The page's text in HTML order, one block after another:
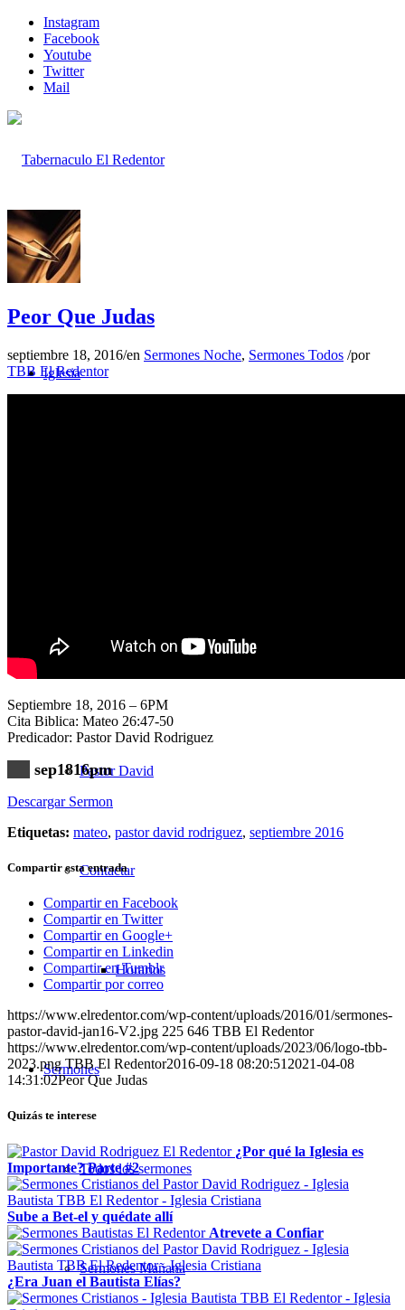
Instagram
Facebook
Youtube
Twitter
Mail
Inicio
Iglesia
Pastor David
Contactar
Horarios
Sermones
Todos los sermones
Sermones Mañana
Peor Que Judas
septiembre 18, 2016/en Sermones Noche, Sermones Todos /por
TBB El Redentor
Septiembre 18, 2016 – 6PM
Cita Biblica: Mateo 26:47-50
Predicador: Pastor David Rodriguez
sep1816pm
Descargar Sermon
Etiquetas: mateo, pastor david rodriguez, septiembre 2016
Compartir esta entrada
Compartir en Facebook
Compartir en Twitter
Compartir en Google+
Compartir en Linkedin
Compartir en Tumblr
Compartir por correo
https://www.elredentor.com/wp-content/uploads/2016/01/sermones-
pastor-david-jan16-V2.jpg 225 646 TBB El Redentor
https://www.elredentor.com/wp-content/uploads/2023/06/logo-tbb-
2023.png TBB El Redentor2016-09-18 08:20:51 2021-04-08
14:31:02Peor Que Judas
Quizás te interese
¿Por qué la Iglesia es
Importante? Parte #2
Sube a Bet-el y quédate allí
Atrevete a Confiar
¿Era Juan el Bautista Elías?